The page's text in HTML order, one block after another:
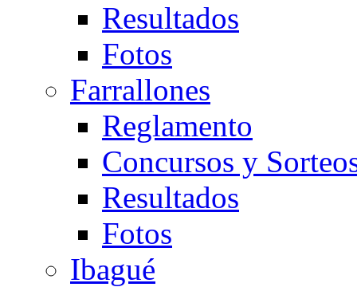
Resultados
Fotos
Farrallones
Reglamento
Concursos y
Resultados
Fotos
Ibagué